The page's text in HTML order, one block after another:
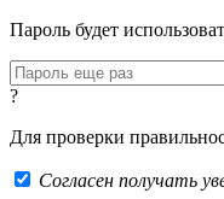
Пароль будет
?
Для проверки
Согласен получать